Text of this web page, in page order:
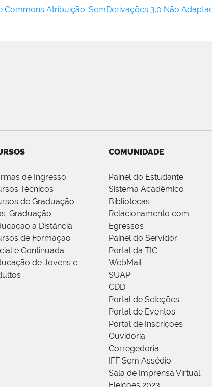
Commons Atribuição-SemDerivações 3.0 Não
de Ingresso
Técnicos
de Graduação
Graduação
a Distância
de Formação
e Continuada
de Jovens e
COMUNIDADE
Painel do Estudante
Sistema Acadêmico
Bibliotecas
Relacionamento com
Egressos
Painel do Servidor
Portal da TIC
WebMail
SUAP
CDD
Portal de Seleções
Portal de Eventos
Portal de Inscrições
Ouvidoria
Corregedoria
IFF Sem Assédio
Sala de Imprensa Virtual